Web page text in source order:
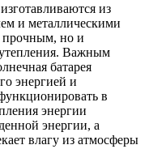
из
и металлическими
прочным, но и
Важным
батарея
энергией и
в
энергии
энергии, а
влагу из атмосферы